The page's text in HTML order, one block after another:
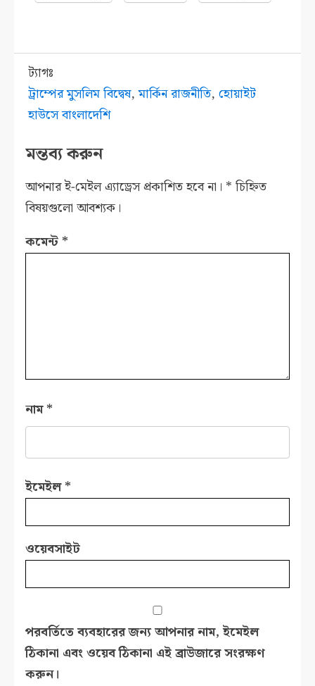
ট্যাগঃ
ট্রাম্পের মুসলিম বিদ্বেষ,মার্কিন রাজনীতি,হোয়াইট
হাউসে বাংলাদেশি
মন্তব্য করুন
আপনার ই-মেইল এ্যাড্রেস প্রকাশিত হবে না। * চিহ্নিত
বিষয়গুলো আবশ্যক।
কমেন্ট *
নাম*
ইমেইল*
ওয়েবসাইট
পরবর্তিতে ব্যবহারের জন্য আপনার নাম, ইমেইল
ঠিকানা এবং ওয়েব ঠিকানা এই ব্রাউজারে সংরক্ষণ
করুন।